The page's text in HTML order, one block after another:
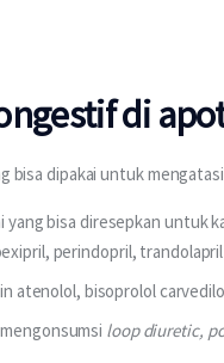
di
bisa dipakai untuk
bisa diresepkan untuk
perindopril, trandolapril
atenolol, bisoprolol
loop diuretic,